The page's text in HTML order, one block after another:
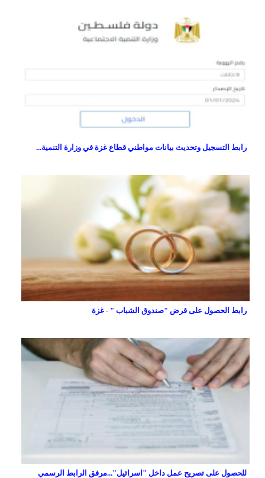
رابط التسجيل وتحديث بيانات مواطني قطاع غزة في وزارة التنمية...
رابط الحصول على قرض "صندوق الشباب " - غزة
للحصول على تصريح عمل داخل "اسرائيل"...مرفق الرابط الرسمي